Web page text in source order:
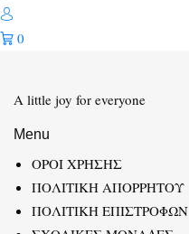
0
A little joy for everyone
Menu
ΟΡΟΙ ΧΡΗΣΗΣ
ΠΟΛΙΤΙΚΗ ΑΠΟΡΡΗΤΟΥ
ΠΟΛΙΤΙΚΗ ΕΠΙΣΤΡΟΦΩΝ